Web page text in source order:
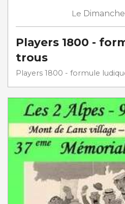
Le Dimanche
Players 1800 -
trous
Players 1800 - formule